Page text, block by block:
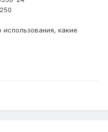
использования, какие